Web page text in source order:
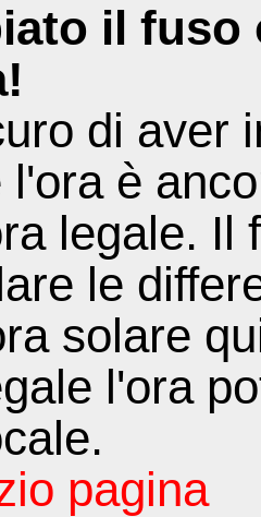
il fuso
di aver
l'ora è
legale. Il
le
solare
l'ora
pagina